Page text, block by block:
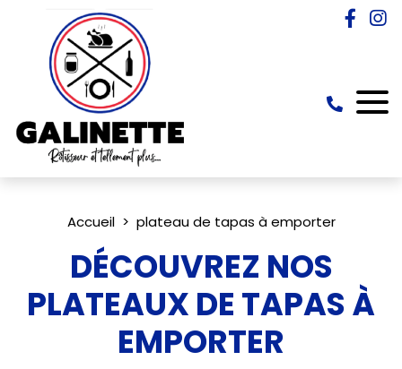
Accueil plateau de tapas à emporter
DÉCOUVREZ NOS
PLATEAUX DE TAPAS À
EMPORTER